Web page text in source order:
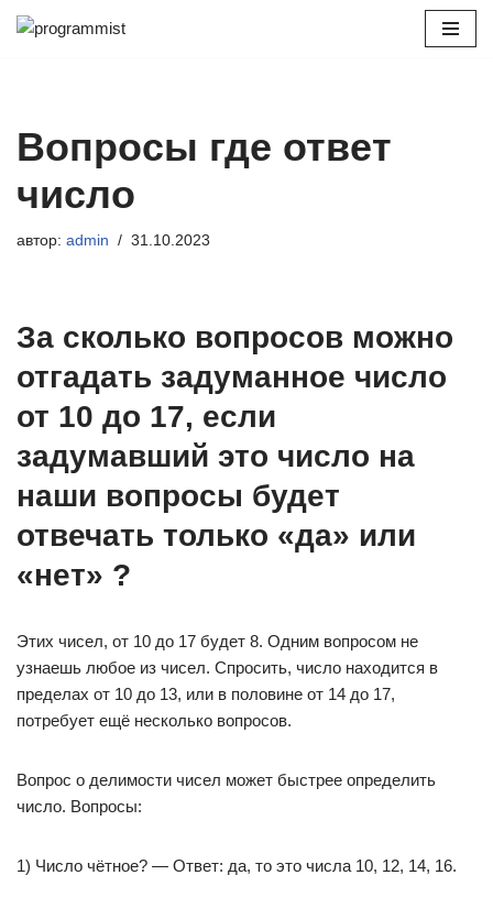
Вопросы где ответ
число
автор: admin 31.10.2023
За сколько вопросов можно
отгадать задуманное число
от 10 до 17, если
задумавший это число на
наши вопросы будет
отвечать только «да» или
«нет» ?
Этих чисел, от 10 до 17 будет 8. Одним вопросом не
узнаешь любое из чисел. Спросить, число находится в
пределах от 10 до 13, или в половине от 14 до 17,
потребует ещё несколько вопросов.
Вопрос о делимости чисел может быстрее определить
число. Вопросы:
1) Число чётное? — Ответ: да, то это числа 10, 12, 14, 16.